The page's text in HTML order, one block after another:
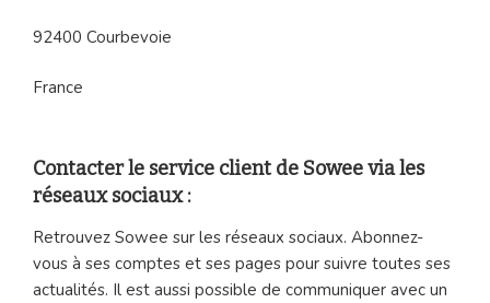
92400 Courbevoie
France
Contacter le service client de Sowee via les
réseaux sociaux :
Retrouvez Sowee sur les réseaux sociaux. Abonnez-
vous à ses comptes et ses pages pour suivre toutes ses
actualités. Il est aussi possible de communiquer avec un